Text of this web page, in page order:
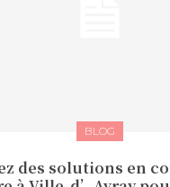
BLOG
des solutions en